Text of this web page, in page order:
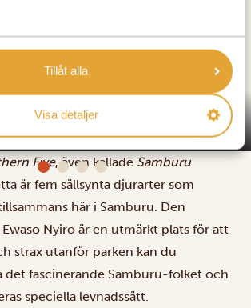
Tillåt alla
Visa detaljer
National Reserve
Reserve är en fantastisk plats för den
ditt safariäventyr. Här möts du av ett
savannlandskap som bjuder på
om djur att spana efter. Reservatet
Five, även kalladeSamburu
är fem sällsynta djurarter som
här i Samburu. Den
Nyiro är en utmärkt plats för att
strax utanför parken kan du
det fascinerande Samburu-folket och
speciella levnadssätt.